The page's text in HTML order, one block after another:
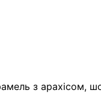
з арахісом,